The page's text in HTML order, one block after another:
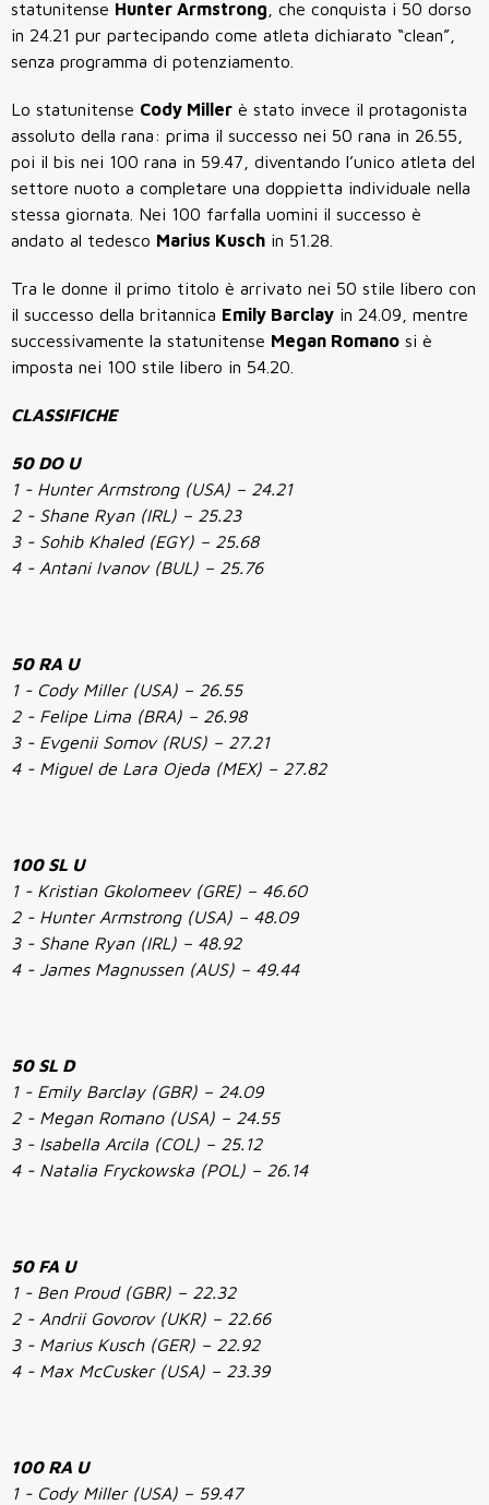
statunitense Hunter Armstrong , che conquista i 50 dorso
in 24.21 pur partecipando come atleta dichiarato “clean”,
senza programma di potenziamento.
Lo statunitense Cody Miller è stato invece il protagonista
assoluto della rana: prima il successo nei 50 rana in 26.55,
poi il bis nei 100 rana in 59.47, diventando l’unico atleta del
settore nuoto a completare una doppietta individuale nella
stessa giornata. Nei 100 farfalla uomini il successo è
andato al tedesco Marius Kusch in 51.28.
Tra le donne il primo titolo è arrivato nei 50 stile libero con
il successo della britannica Emily Barclay in 24.09, mentre
successivamente la statunitense Megan Romano si è
imposta nei 100 stile libero in 54.20.
CLASSIFICHE
50 DO U
1 - Hunter Armstrong (USA) – 24.21
2 - Shane Ryan (IRL) – 25.23
3 - Sohib Khaled (EGY) – 25.68
4 - Antani Ivanov (BUL) – 25.76
50 RA U
1 - Cody Miller (USA) – 26.55
2 - Felipe Lima (BRA) – 26.98
3 - Evgenii Somov (RUS) – 27.21
4 - Miguel de Lara Ojeda (MEX) – 27.82
100 SL U
1 - Kristian Gkolomeev (GRE) – 46.60
2 - Hunter Armstrong (USA) – 48.09
3 - Shane Ryan (IRL) – 48.92
4 - James Magnussen (AUS) – 49.44
50 SL D
1 - Emily Barclay (GBR) – 24.09
2 - Megan Romano (USA) – 24.55
3 - Isabella Arcila (COL) – 25.12
4 - Natalia Fryckowska (POL) – 26.14
50 FA U
1 - Ben Proud (GBR) – 22.32
2 - Andrii Govorov (UKR) – 22.66
3 - Marius Kusch (GER) – 22.92
4 - Max McCusker (USA) – 23.39
100 RA U
1 - Cody Miller (USA) – 59.47